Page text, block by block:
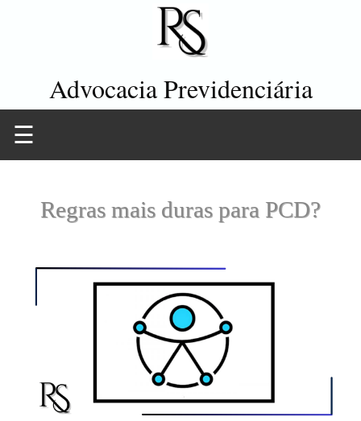
Advocacia Previdenciária
☰
Regras mais duras para PCD?